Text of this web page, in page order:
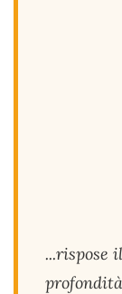
...rispose